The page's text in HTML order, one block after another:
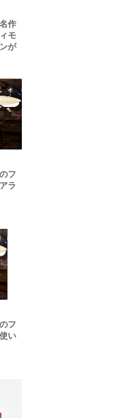
作
モ
が
フ
ラ
フ
い